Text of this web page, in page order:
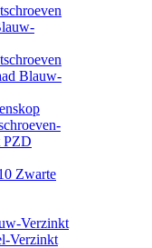
Blauw-
PZD
Zwarte
Verzinkt
Verzinkt